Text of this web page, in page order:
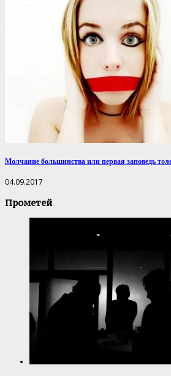
Молчание большинства или первая заповедь
04.09.2017
Прометей